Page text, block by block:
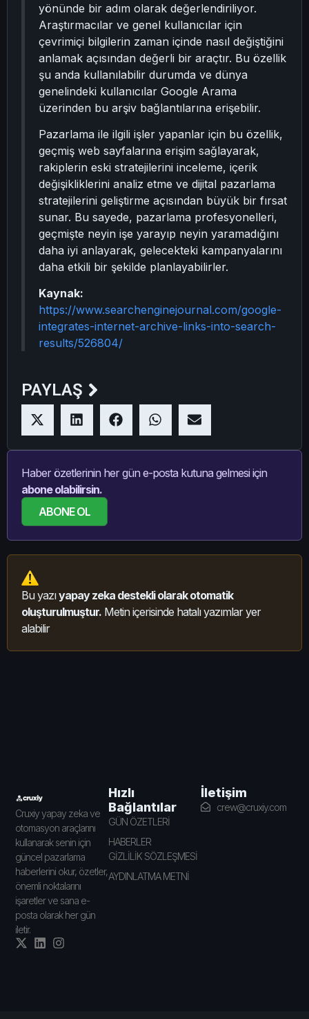
yönünde bir adım olarak değerlendiriliyor.
Araştırmacılar ve genel kullanıcılar için
çevrimiçi bilgilerin zaman içinde nasıl değiştiğini
anlamak açısından değerli bir araçtır. Bu özellik
şu anda kullanılabilir durumda ve dünya
genelindeki kullanıcılar Google Arama
üzerinden bu arşiv bağlantılarına erişebilir.
Pazarlama ile ilgili işler yapanlar için bu özellik,
geçmiş web sayfalarına erişim sağlayarak,
rakiplerin eski stratejilerini inceleme, içerik
değişikliklerini analiz etme ve dijital pazarlama
stratejilerini geliştirme açısından büyük bir fırsat
sunar. Bu sayede, pazarlama profesyonelleri,
geçmişte neyin işe yarayıp neyin yaramadığını
daha iyi anlayarak, gelecekteki kampanyalarını
daha etkili bir şekilde planlayabilirler.
Kaynak:
https://www.searchenginejournal.com/google-
integrates-internet-archive-links-into-search-
results/526804/
PAYLAŞ
Haber özetlerinin her gün e-posta kutuna gelmesi için
abone olabilirsin.
ABONE OL
Bu yazıyapay zeka destekli olarak otomatik
oluşturulmuştur. Metin içerisinde hatalı yazımlar yer
alabilir
Cruxiy yapay zeka ve
otomasyon araçlarını
kullanarak senin için
güncel pazarlama
haberlerini okur, özetler,
önemli noktalarını
işaretler ve sana e-
posta olarak her gün
iletir.
Hızlı
Bağlantılar
GÜN ÖZETLERİ
HABERLER
GİZLİLİK SÖZLEŞMESİ
AYDINLATMA METNİ
İletişim
crew@cruxiy.com